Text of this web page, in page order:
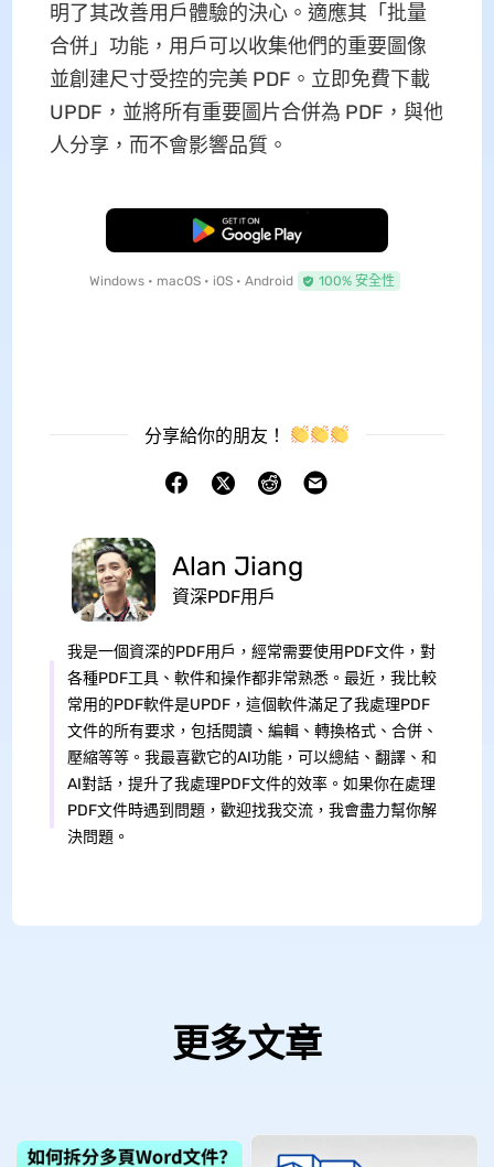
明了其改善用戶體驗的決心。適應其「批量
合併」功能，用戶可以收集他們的重要圖像
並創建尺寸受控的完美 PDF。立即免費下載
UPDF，並將所有重要圖片合併為 PDF，與他
人分享，而不會影響品質。
免費下載
Windows • macOS • iOS • Android 100% 安全性
分享給你的朋友！
Alan Jiang
資深PDF用戶
我是一個資深的PDF用戶，經常需要使用PDF文件，對
各種PDF工具、軟件和操作都非常熟悉。最近，我比較
常用的PDF軟件是UPDF，這個軟件滿足了我處理PDF
文件的所有要求，包括閱讀、編輯、轉換格式、合併、
壓縮等等。我最喜歡它的AI功能，可以總結、翻譯、和
AI對話，提升了我處理PDF文件的效率。如果你在處理
PDF文件時遇到問題，歡迎找我交流，我會盡力幫你解
決問題。
更多文章